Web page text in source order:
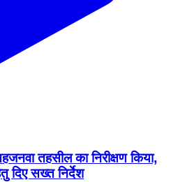
तहसील का निरीक्षण किया,
दिए सख्त निर्देश